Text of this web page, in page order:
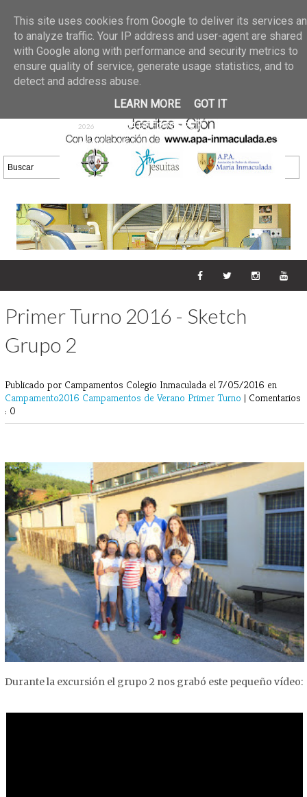
02 jun 2026
GALERIA DE FOTOS
30/05/2026
25 may 2026
GALERIA
DE FOTOS 23/05/2026
20 may
2026
GALERIA DE FOTOS
16/05/2026
DE FOTOS 09/05/2026
28 abr
2026
GALERIA DE FOTOS 25 Y
26/04/2026
Primer Turno 2016 - Sketch
Grupo 2
Publicado por Campamentos Colegio Inmaculada el 7/05/2016 en
Campamento2016 Campamentos de Verano Primer Turno | Comentarios
: 0
Durante la excursión el grupo 2 nos grabó este pequeño vídeo:
This site uses cookies from Google to deliver its services
to analyze traffic. Your IP address and user-agent are shared
with Google along with performance and security metrics to
ensure quality of service, generate usage statistics, and to
detect and address abuse.
LEARN MORE
GOT IT